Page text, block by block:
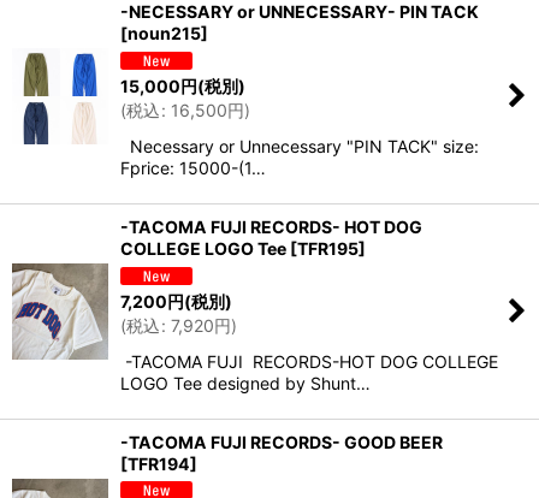
-NECESSARY or UNNECESSARY- PIN TACK
[noun215]
15,000円(税別)
(税込: 16,500円)
Necessary or Unnecessary "PIN TACK" size:
Fprice: 15000-(1…
-TACOMA FUJI RECORDS- HOT DOG
COLLEGE LOGO Tee [TFR195]
7,200円(税別)
(税込: 7,920円)
-TACOMA FUJI RECORDS-HOT DOG COLLEGE
LOGO Tee designed by Shunt…
-TACOMA FUJI RECORDS- GOOD BEER
[TFR194]